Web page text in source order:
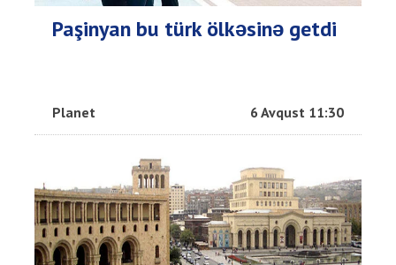
Paşinyan bu türk ölkəsinə getdi
Planet 6 Avqust 11:30